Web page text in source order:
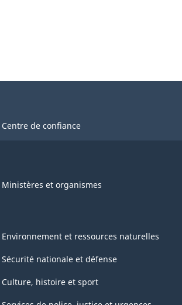
Centre de confiance
Ministères et organismes
Environnement et ressources naturelles
Sécurité nationale et défense
Culture, histoire et sport